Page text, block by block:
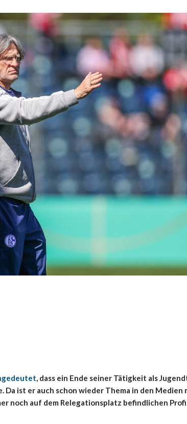
, dass ein Ende seiner Tätigkeit als
Da ist er auch schon wieder Thema in den Medien
noch auf dem Relegationsplatz befindlichen